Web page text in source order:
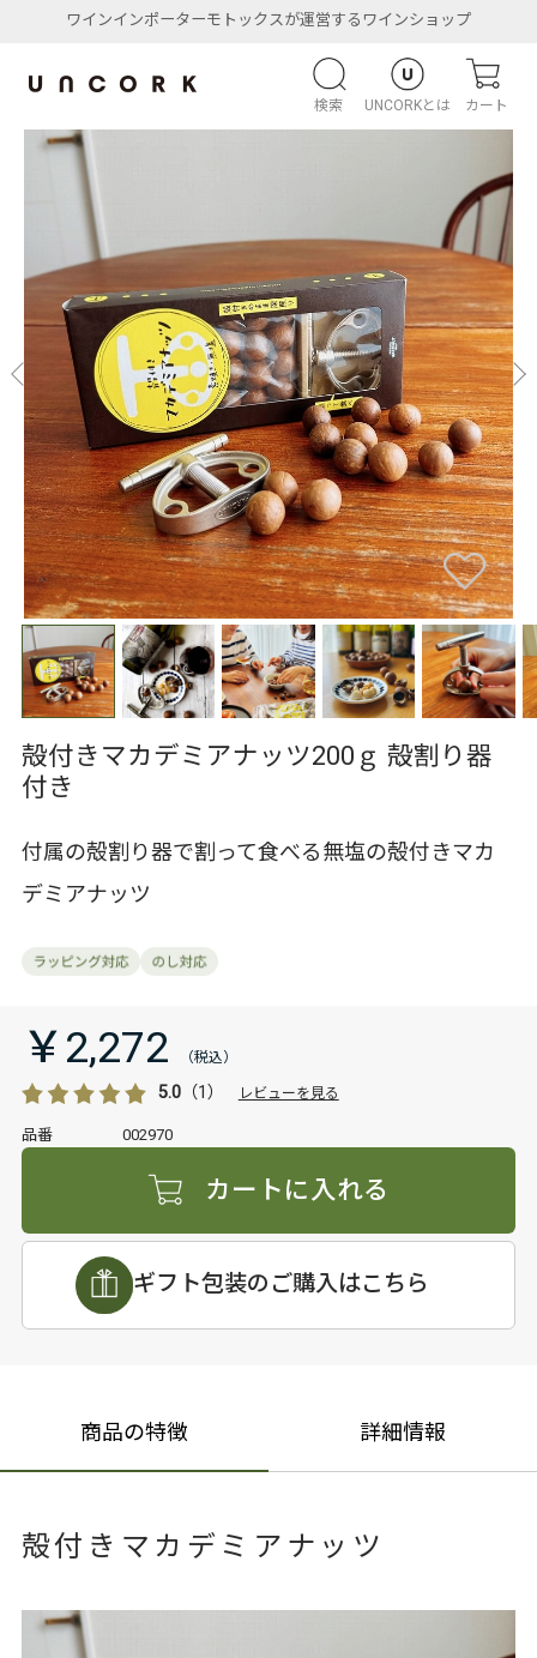
ワインインポーターモトックスが運営するワインショップ
検索 UNCORKとは カート
殻付きマカデミアナッツ200ｇ 殻割り器
付き
付属の殻割り器で割って食べる無塩の殻付きマカ
デミアナッツ
￥2,272
5.0（1） レビューを見る
品番 002970
カートに入れる
ギフト包装のご購入はこちら
商品の特徴 詳細情報
殻付きマカデミアナッツ